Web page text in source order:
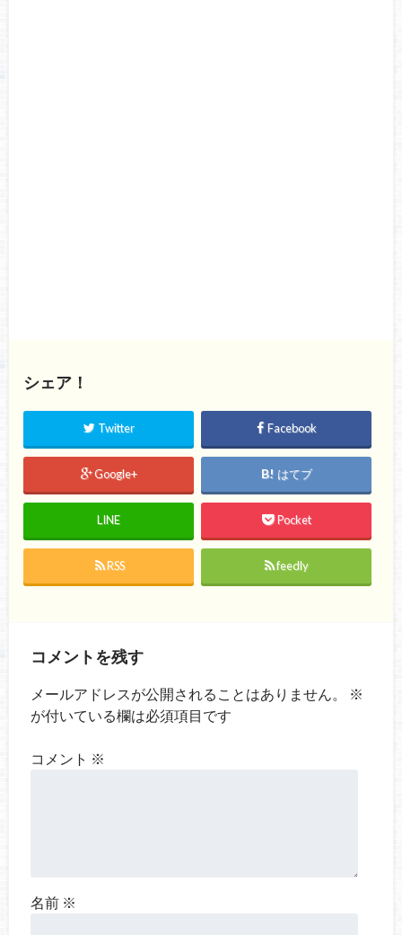
シェア！
Twitter Facebook
Google+ はてブ
LINE Pocket
RSS feedly
コメントを残す
メールアドレスが公開されることはありません。
※
が付いている欄は必須項目です
コメント ※
名前 ※